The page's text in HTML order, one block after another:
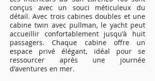
conçus avec un souci méticuleux du
détail. Avec trois cabines doubles et une
cabine twin avec pullman, le yacht peut
accueillir confortablement jusqu'à huit
passagers. Chaque cabine offre un
espace privé élégant, idéal pour se
ressourcer après une journée
d'aventures en mer.